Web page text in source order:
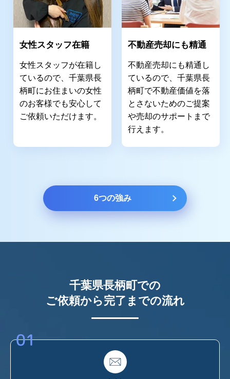
女性スタッフ在籍
女性スタッフが在籍し
ているので、千葉県長
柄町にお住まいの女性
のお客様でも安心して
ご依頼いただけます。
不動産売却にも精通
不動産売却にも精通し
ているので、千葉県長
柄町で不動産価値を落
とさないためのご提案
や売却のサポートまで
行えます。
6つの強み
千葉県長柄町での
ご依頼から完了までの流れ
01